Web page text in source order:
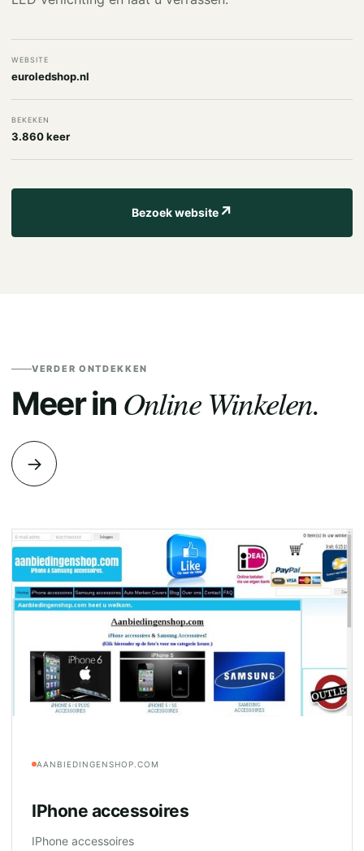
WEBSITE
euroledshop.nl
BEKEKEN
3.860 keer
Bezoek website↗
VERDER ONTDEKKEN
Meer in Online Winkelen.
→
AANBIEDINGENSHOP.COM
IPhone accessoires
IPhone accessoires